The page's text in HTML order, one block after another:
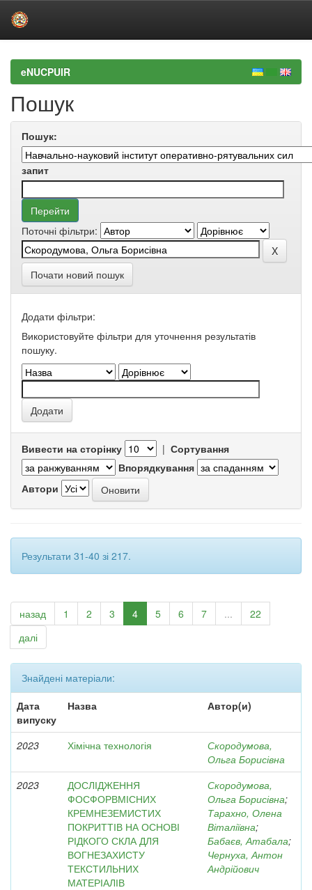
navigationeNUCPUIR
Пошук
Пошук:
запит
Поточні фільтри:
Почати новий пошук
Додати фільтри:
Використовуйте фільтри для уточнення результатів
пошуку.
Вивести на сторінку | Сортування
Впорядкування
Автори
Результати 31-40 зі 217.
назад 1 2 3 4 5 6 7 ...
22
далі
Знайдені матеріали:
Дата
випуску
Назва Автор(и)
2023 Хімічна технологія
Скородумова,
Ольга Борисівна
2023
ДОСЛІДЖЕННЯ
ФОСФОРВМІСНИХ
КРЕМНЕЗЕМИСТИХ
ПОКРИТТІВ НА ОСНОВІ
РІДКОГО СКЛА ДЛЯ
ВОГНЕЗАХИСТУ
ТЕКСТИЛЬНИХ
МАТЕРІАЛІВ
Скородумова,
Ольга Борисівна;
Тарахно, Олена
Віталіївна;
Бабаєв, Атабала;
Чернуха, Антон
Андрійович